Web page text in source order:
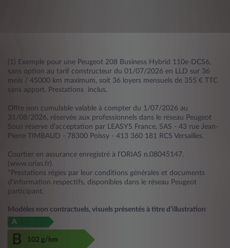
(1) Exemple pour une Peugeot 208 Business Hybrid 110e-DCS6,
sans option au tarif constructeur du 01/07/2026 en LLD sur 36
mois / 45000 km maximum, soit 36 loyers mensuels de 355 € TTC
sans apport. Prestations inclus.
Offre non cumulable valable à compter du 1/07/2026 au
31/08/2026, réservée aux professionnels dans le réseau Peugeot
Sous réserve d’acceptation par LEASYS France, SAS - 43 rue Jean-
Pierre TIMBAUD - 78300 Poissy - 413 360 181 RCS Versailles.
Courtier en assurance enregistré à l’ORIAS n.08045147.
(www.orias.fr).
*Prestations régies par leur conditions générales et documents
d'information respectifs, disponibles dans le réseau Peugeot
participant.
Modèles non contractuels, visuels présentés à titre d’illustration
A
B 102 g/km